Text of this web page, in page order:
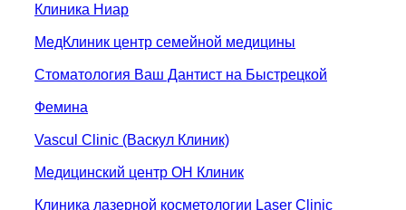
Клиника Ниар
МедКлиник центр семейной медицины
Стоматология Ваш Дантист на Быстрецкой
Фемина
Vascul Clinic (Васкул Клиник)
Медицинский центр ОН Клиник
Клиника лазерной косметологии Laser Clinic